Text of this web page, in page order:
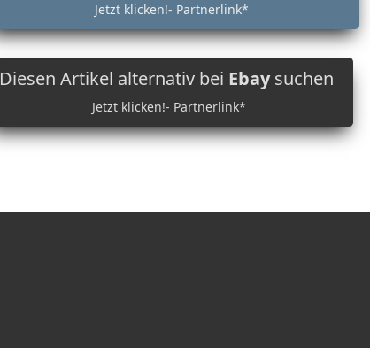
Jetzt klicken!- Partnerlink*
Diesen Artikel alternativ bei Ebaysuchen
Jetzt klicken!- Partnerlink*